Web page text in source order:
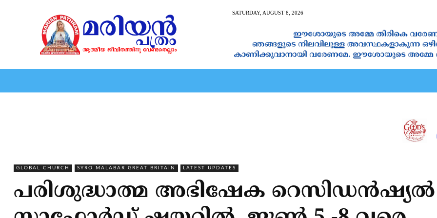
SATURDAY, AUGUST 8, 2026
GLOBAL CHURCH SYRO MALABAR GREAT BRITAIN LATEST UPDATES
പരിശുദ്ധാത്മ അഭിഷേക റെസിഡൻഷ്യൽ